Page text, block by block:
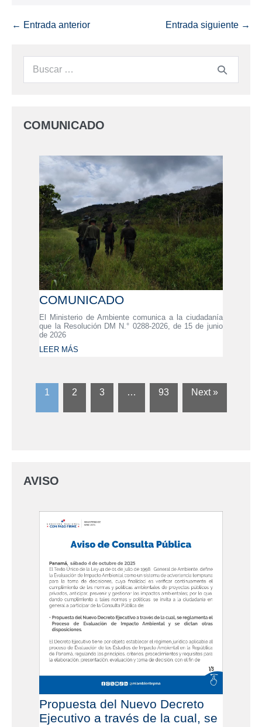
← Entrada anterior Entrada siguiente →
COMUNICADO
COMUNICADO
El Ministerio de Ambiente comunica a la ciudadanía
que la Resolución DM N.° 0288-2026, de 15 de junio
de 2026
LEER MÁS
1 2 3 … 93 Next »
AVISO
Propuesta del Nuevo Decreto
Ejecutivo a través de la cual, se